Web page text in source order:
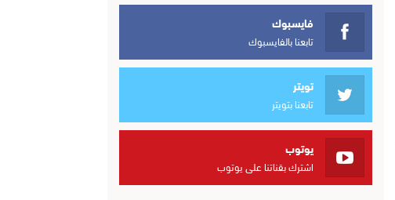
فايسبوك
تابعنا بالفايسبوك
تويتر
تابعنا بتويتر
يوتوب
اشترك بقناتنا على يوتوب